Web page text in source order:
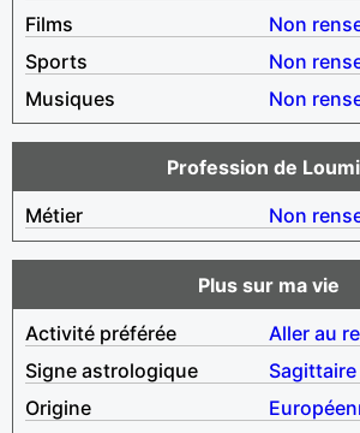
Films
Non
Sports
Non
Musiques
Non
Profession de
Métier
Non
Plus sur ma vie
Activité préférée
Aller au
Signe astrologique
Sagittaire
Origine